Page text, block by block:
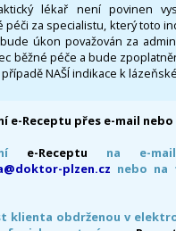
lékař není povinen
péči za specialistu, který toto
úkon považován za
běžné péče a bude
NAŠÍ indikace k
e-Receptu přes e-mail nebo
e-Receptu na e-
plzen.cz nebo na
klienta obdrženou v